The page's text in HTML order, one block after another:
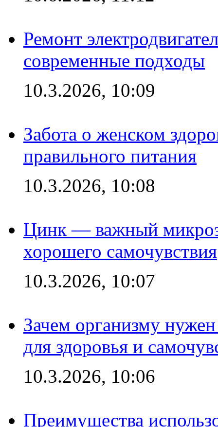
Ремонт
современные подходы
10.3.2026, 10:09
Забота о женском
правильного питания
10.3.2026, 10:08
Цинк — важный
хорошего самочувствия
10.3.2026, 10:07
Зачем организму
для здоровья и
10.3.2026, 10:06
Преимущества